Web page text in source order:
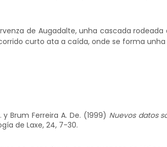
de Augadalte, unha cascada
curto ata a caída, onde se forma
y Brum Ferreira A. De. (1999) Nuevos datos
de Laxe, 24, 7-30.